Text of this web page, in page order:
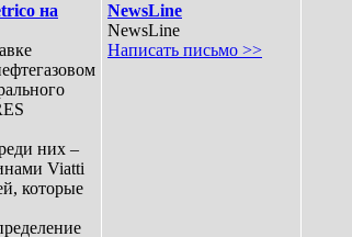
на
них –
Viatti
которые
NewsLine
NewsLine
Написать письмо >>